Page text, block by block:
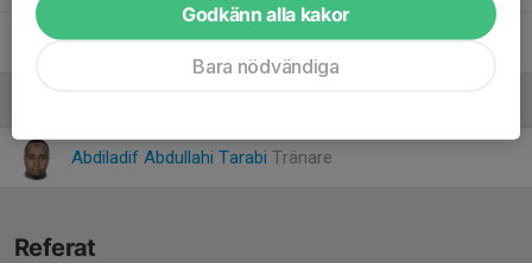
Zakariye Hassan
Abdiladif Abdullahi Tarabi Tränare
Referat
Godkänn alla kakor
Bara nödvändiga